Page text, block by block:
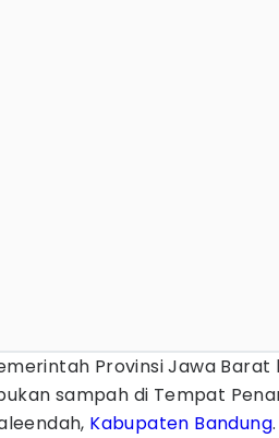
Provinsi Jawa Barat
sampah di Tempat
Kabupaten Bandung